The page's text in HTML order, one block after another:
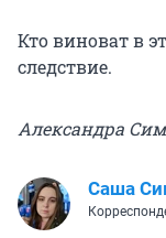
Кто виноват в
следствие.
Александра
Саша